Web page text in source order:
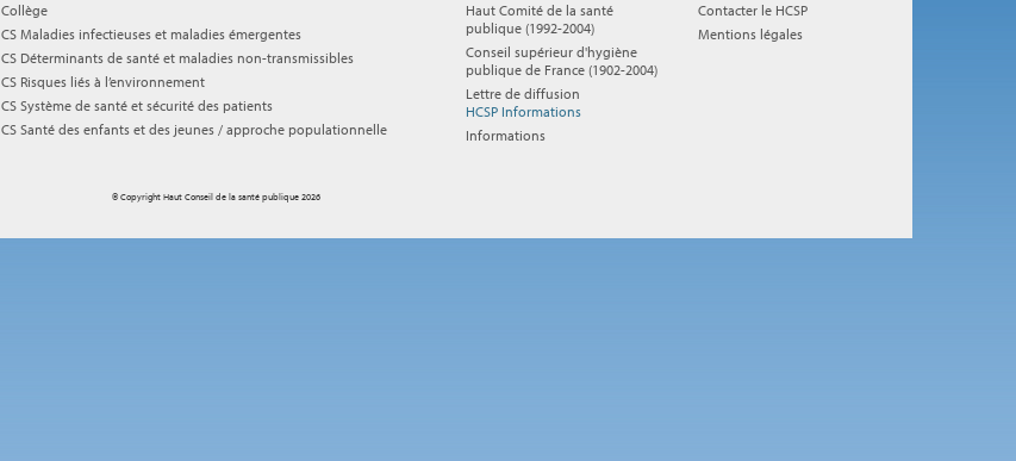
Collège
CS Maladies infectieuses et maladies émergentes
CS Déterminants de santé et maladies non-transmissibles
CS Risques liés à l’environnement
CS Système de santé et sécurité des patients
CS Santé des enfants et des jeunes / approche populationnelle
Haut Comité de la santé
publique (1992-2004)
Conseil supérieur d'hygiène
publique de France (1902-2004)
Lettre de diffusion
HCSP Informations
Informations
Contacter le HCSP
Mentions légales
© Copyright Haut Conseil de la santé publique 2026